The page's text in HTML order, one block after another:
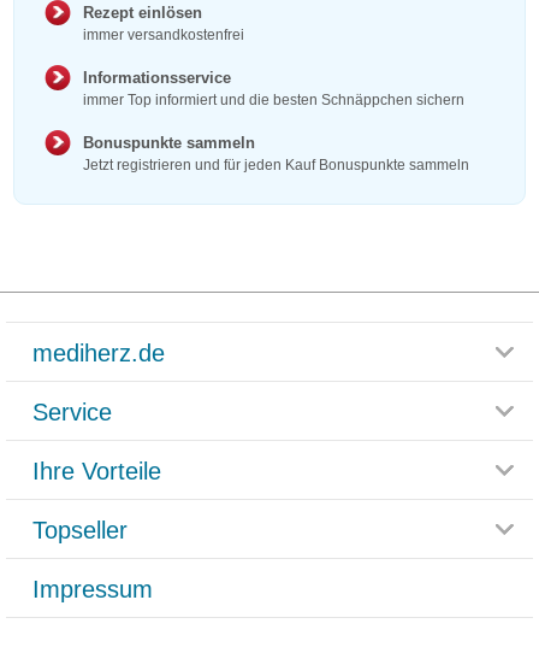
Rezept einlösen
immer versandkostenfrei
Informationsservice
immer Top informiert und die besten Schnäppchen sichern
Bonuspunkte sammeln
Jetzt registrieren und für jeden Kauf Bonuspunkte sammeln
mediherz.de
Glossar
Häufig gestellte Fragen
Datenschutz
AGB
Service
Rücksendemöglichkeit
Paketlieferstatus
Versandkosten
Ihre Vorteile
Rezeptlieferung
Bonusprogramm
Gutschein und Rabatte
Kundenbewertung
Topseller
Grippostad
Bepanthen
Impressum